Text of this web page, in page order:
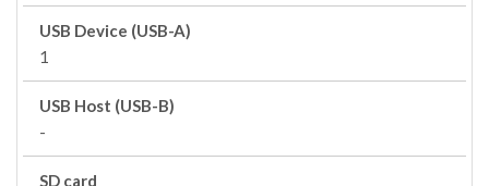
USB Device (USB-A)
1
USB Host (USB-B)
-
SD card